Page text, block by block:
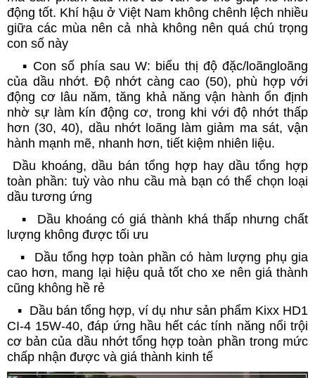
động tốt. Khí hậu ở Việt Nam không chênh lệch nhiều
giữa các mùa nên cả nhà không nên quá chú trọng
con số này
▪️ Con số phía sau W: biểu thị độ đặc/loãngloãng
của dầu nhớt. Độ nhớt càng cao (50), phù hợp với
động cơ lâu năm, tăng khả năng vận hành ổn định
nhờ sự làm kín động cơ, trong khi với độ nhớt thấp
hơn (30, 40), dầu nhớt loãng làm giảm ma sát, vận
hành mạnh mẽ, nhanh hơn, tiết kiệm nhiên liệu.
Dầu khoáng, dầu bán tổng hợp hay dầu tổng hợp
toàn phần: tuỳ vào nhu cầu mà bạn có thể chọn loại
dầu tương ứng
▪️ Dầu khoáng có giá thành khá thấp nhưng chất
lượng không được tối ưu
▪️ Dầu tổng hợp toàn phần có hàm lượng phụ gia
cao hơn, mang lại hiệu quả tốt cho xe nên giá thành
cũng không hề rẻ
▪️ Dầu bán tổng hợp, ví dụ như sản phẩm Kixx HD1
CI-4 15W-40, đáp ứng hầu hết các tính năng nổi trội
cơ bản của dầu nhớt tổng hợp toàn phần trong mức
chấp nhận được và giá thành kinh tế